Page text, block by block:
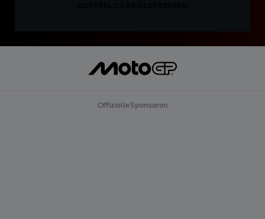
Offizielle Sponsoren